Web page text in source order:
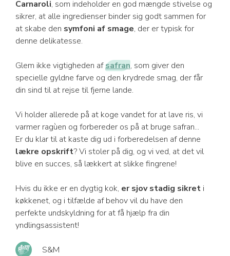
Carnaroli, som indeholder en god mængde stivelse og
sikrer, at alle ingredienser binder sig godt sammen for
at skabe den symfoni af smage, der er typisk for
denne delikatesse.
Glem ikke vigtigheden afsafran, som giver den
specielle gyldne farve og den krydrede smag, der får
din sind til at rejse til fjerne lande.
Vi holder allerede på at koge vandet for at lave ris, vi
varmer ragùen og forbereder os på at bruge safran...
Er du klar til at kaste dig ud i forberedelsen af denne
lækre opskrift? Vi stoler på dig, og vi ved, at det vil
blive en succes, så lækkert at slikke fingrene!
Hvis du ikke er en dygtig kok, er sjov stadig sikret i
køkkenet, og i tilfælde af behov vil du have den
perfekte undskyldning for at få hjælp fra din
yndlingsassistent!
S&M